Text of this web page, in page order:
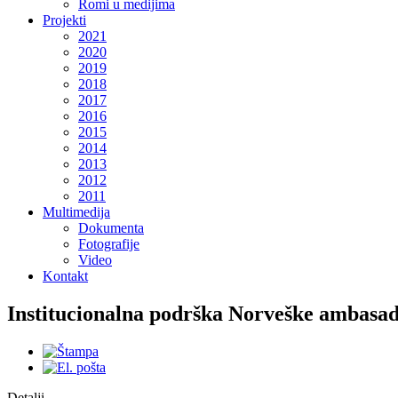
Romi u medijima
Projekti
2021
2020
2019
2018
2017
2016
2015
2014
2013
2012
2011
Multimedija
Dokumenta
Fotografije
Video
Kontakt
Institucionalna podrška Norveške